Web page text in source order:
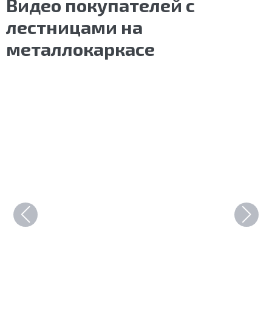
Видео покупателей с
лестницами на
металлокаркасе